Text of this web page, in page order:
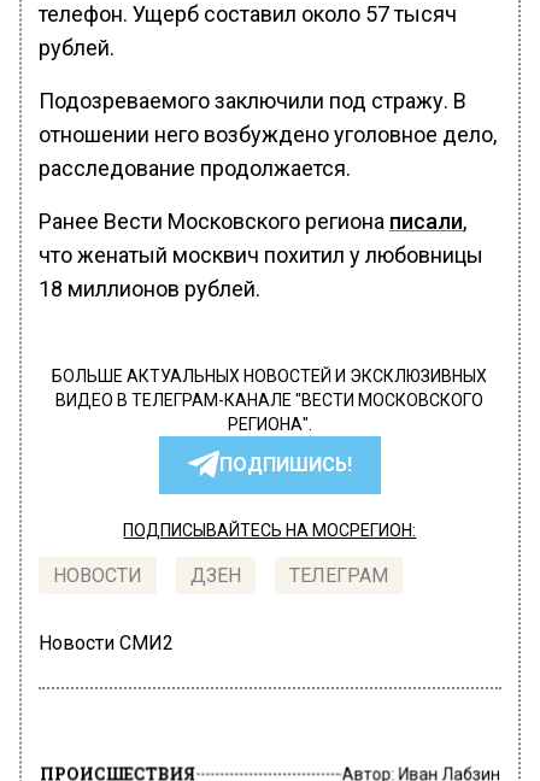
телефон. Ущерб составил около 57 тысяч
рублей.
Подозреваемого заключили под стражу. В
отношении него возбуждено уголовное дело,
расследование продолжается.
Ранее Вести Московского региона писали,
что женатый москвич похитил у любовницы
18 миллионов рублей.
БОЛЬШЕ АКТУАЛЬНЫХ НОВОСТЕЙ И ЭКСКЛЮЗИВНЫХ
ВИДЕО В ТЕЛЕГРАМ-КАНАЛЕ "ВЕСТИ МОСКОВСКОГО
РЕГИОНА".
ПОДПИШИСЬ!
ПОДПИСЫВАЙТЕСЬ НА МОСРЕГИОН:
НОВОСТИ ДЗЕН ТЕЛЕГРАМ
Новости СМИ2
ПРОИСШЕСТВИЯ Автор:Иван Лабзин